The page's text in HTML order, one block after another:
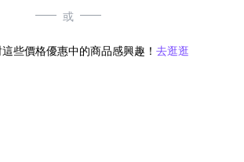
或
些價格優惠中的商品感興趣！ 去逛逛